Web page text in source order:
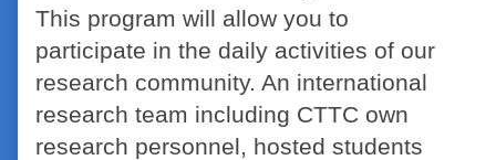
This program will allow you to
participate in the daily activities of our
research community. An international
research team including CTTC own
research personnel, hosted students